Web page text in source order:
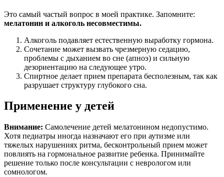
Это самый частый вопрос в моей практике. Запомните:
мелатонин и алкоголь несовместимы.
Алкоголь подавляет естественную выработку гормона.
Сочетание может вызвать чрезмерную седацию,
проблемы с дыханием во сне (апноэ) и сильную
дезориентацию на следующее утро.
Спиртное делает прием препарата бесполезным, так как
разрушает структуру глубокого сна.
Применение у детей
Внимание: Самолечение детей мелатонином недопустимо.
Хотя педиатры иногда назначают его при аутизме или
тяжелых нарушениях ритма, бесконтрольный прием может
повлиять на гормональное развитие ребенка. Принимайте
решение только после консультации с неврологом или
сомнологом.